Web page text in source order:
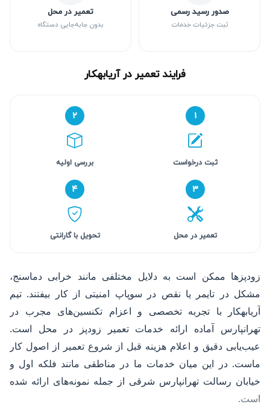
صدور رسید رسمی
ثبت جزئیات خدمات
تعمیر در محل
بدون جابه‌جایی دستگاه
فرایند تعمیر در آریابهکار
۱
ثبت درخواست
۲
بررسی اولیه
۳
تعمیر در محل
۴
تحویل با گارانتی
زودپزها ممکن است به دلایل مختلفی مانند خرابی دماسنج،
مشکل در تایمر یا نقص در سوپاپ امنیتی از کار بیفتند. تیم
آریابهکار با تجربه تخصصی و اعزام تکنسین‌های مجرب در
تهرانپارس آماده ارائه خدمات تعمیر زودپز در محل است.
عیب‌یابی دقیق و اعلام هزینه قبل از شروع تعمیر از اصول کار
ماست. در این میان خدمات ما در مناطقی مانند فلکه اول و
خیابان رسالت تهرانپارس شرقی از جمله نمونه‌های ارائه شده
است.